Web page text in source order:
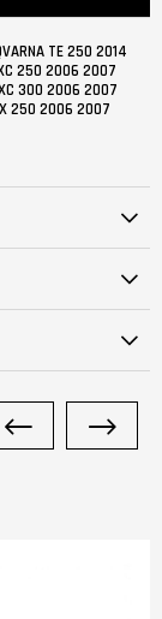
TE 250 2014
250 2006 2007
300 2006 2007
250 2006 2007